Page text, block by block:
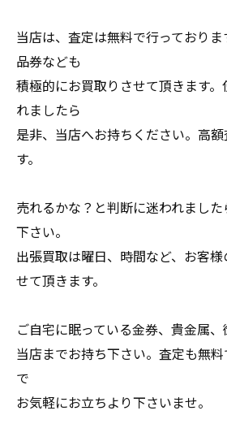
当店は、査定は無料で行っており
品券なども
積極的にお買取りさせて頂きます
れましたら
是非、当店へお持ちください。高
す。
売れるかな？と判断に迷われまし
下さい。
出張買取は曜日、時間など、お客
せて頂きます。
ご自宅に眠っている金券、貴金属
当店までお持ち下さい。査定も無
で
お気軽にお立ちより下さいませ。